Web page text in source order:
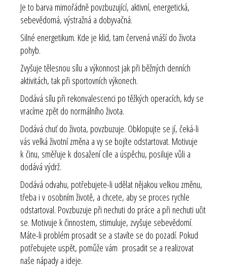
Je to barva mimořádně povzbuzující, aktivní, energetická,
sebevědomá, výstražná a dobyvačná.
Silné energetikum. Kde je klid, tam červená vnáší do života
pohyb.
Zvyšuje tělesnou sílu a výkonnost jak při běžných denních
aktivitách, tak při sportovních výkonech.
Dodává sílu při rekonvalescenci po těžkých operacích, kdy se
vracíme zpět do normálního života.
Dodává chuť do života, povzbuzuje. Obklopujte se jí, čeká-li
vás velká životní změna a vy se bojíte odstartovat. Motivuje
k činu, směřuje k dosažení cíle a úspěchu, posiluje vůli a
dodává výdrž.
Dodává odvahu, potřebujete-li udělat nějakou velkou změnu,
třeba i v osobním životě, a chcete, aby se proces rychle
odstartoval. Povzbuzuje při nechuti do práce a při nechuti učit
se. Motivuje k činnostem, stimuluje, zvyšuje sebevědomí.
Máte-li problém prosadit se a stavíte se do pozadí. Pokud
potřebujete uspět, pomůže vám prosadit se a realizovat
naše nápady a ideje.